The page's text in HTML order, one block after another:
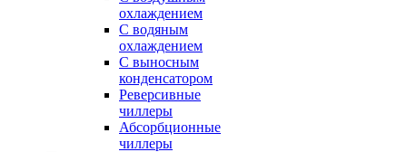
охлаждением
С водяным
охлаждением
С выносным
конденсатором
Реверсивные
чиллеры
Абсорбционные
чиллеры